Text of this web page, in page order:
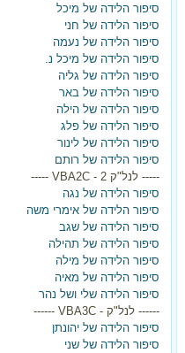
סיפור הלידה של מיכל
סיפור הלידה של חני
סיפור הלידה של נעמה
סיפור הלידה של מיכל נ.
סיפור הלידה של גליה
סיפור הלידה של באר
סיפור הלידה של הילה
סיפור הלידה של פלג
סיפור הלידה של לינור
סיפור הלידה של רותם
----- לנל"ק 2 - VBA2C -----
סיפור הלידה של נגה
סיפור הלידה של אימרי משה
סיפור הלידה של שגב
סיפור הלידה של תהילה
סיפור הלידה של מילה
סיפור הלידה של מאיה
סיפור הלידה שלי ושל נהר
------ לנל"ק - VBA3C ------
סיפור הלידה של יהונתן
סיפור הלידה של שני